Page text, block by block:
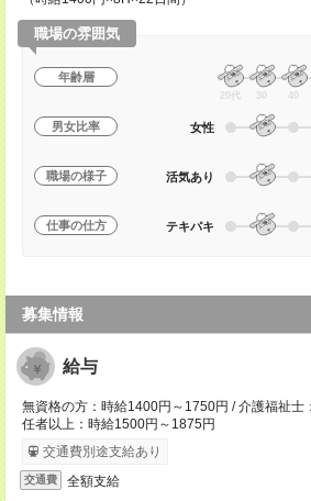
職場の雰囲気
年齢層
20代 30 40
男女比率 女性
職場の様子 活気あり
仕事の仕方 テキパキ
募集情報
給与
無資格の方：時給1400円～1750円 / 介護福祉士
任者以上：時給1500円～1875円
交通費別途支給あり
交通費 全額支給